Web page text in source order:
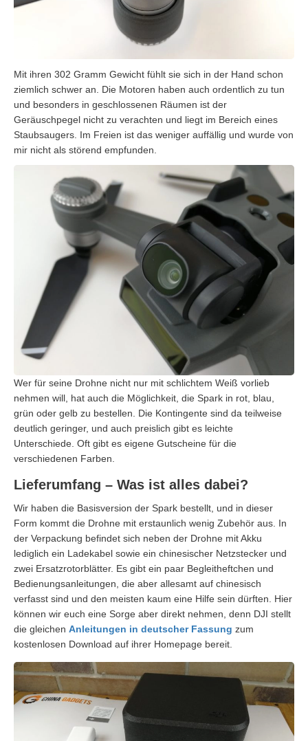
Mit ihren 302 Gramm Gewicht fühlt sie sich in der Hand schon
ziemlich schwer an. Die Motoren haben auch ordentlich zu tun
und besonders in geschlossenen Räumen ist der
Geräuschpegel nicht zu verachten und liegt im Bereich eines
Staubsaugers. Im Freien ist das weniger auffällig und wurde von
mir nicht als störend empfunden.
Wer für seine Drohne nicht nur mit schlichtem Weiß vorlieb
nehmen will, hat auch die Möglichkeit, die Spark in rot, blau,
grün oder gelb zu bestellen. Die Kontingente sind da teilweise
deutlich geringer, und auch preislich gibt es leichte
Unterschiede. Oft gibt es eigene Gutscheine für die
verschiedenen Farben.
Lieferumfang – Was ist alles dabei?
Wir haben die Basisversion der Spark bestellt, und in dieser
Form kommt die Drohne mit erstaunlich wenig Zubehör aus. In
der Verpackung befindet sich neben der Drohne mit Akku
lediglich ein Ladekabel sowie ein chinesischer Netzstecker und
zwei Ersatzrotorblätter. Es gibt ein paar Begleitheftchen und
Bedienungsanleitungen, die aber allesamt auf chinesisch
verfasst sind und den meisten kaum eine Hilfe sein dürften. Hier
können wir euch eine Sorge aber direkt nehmen, denn DJI stellt
die gleichen Anleitungen in deutscher Fassung zum
kostenlosen Download auf ihrer Homepage bereit.